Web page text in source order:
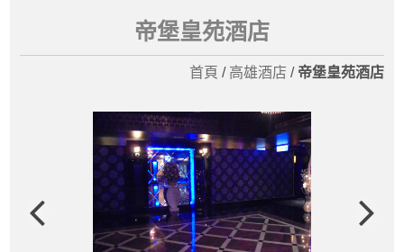
帝堡皇苑酒店
首頁 / 高雄酒店 / 帝堡皇苑酒店